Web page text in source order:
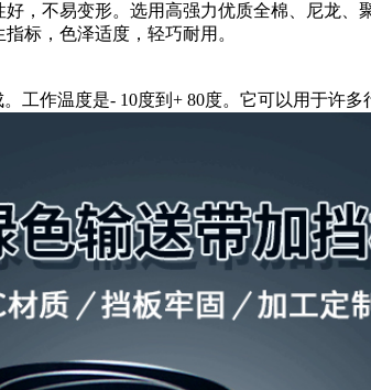
不易变形。选用高强力优质全棉、尼龙、
标，色泽适度，轻巧耐用。
作温度是- 10度到+ 80度。它可以用于许多